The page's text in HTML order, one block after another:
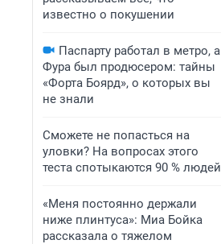
известно о покушении
Паспарту работал в метро, а
Фура был продюсером: тайны
«Форта Боярд», о которых вы
не знали
Сможете не попасться на
уловки? На вопросах этого
теста спотыкаются 90 % людей
«Меня постоянно держали
ниже плинтуса»: Миа Бойка
рассказала о тяжелом